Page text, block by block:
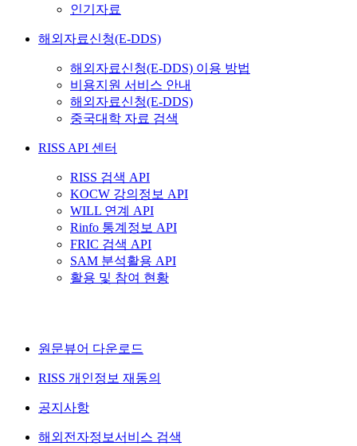
인기자료
해외자료신청(E-DDS)
해외자료신청(E-DDS) 이용 방법
비용지원 서비스 안내
해외자료신청(E-DDS)
중국대학 자료 검색
RISS API 센터
RISS 검색 API
KOCW 강의정보 API
WILL 연계 API
Rinfo 통계정보 API
FRIC 검색 API
SAM 분석활용 API
활용 및 참여 현황
원문뷰어 다운로드
RISS 개인정보 재동의
공지사항
해외전자정보서비스 검색